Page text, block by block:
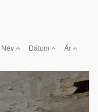
Név Dátum Ár